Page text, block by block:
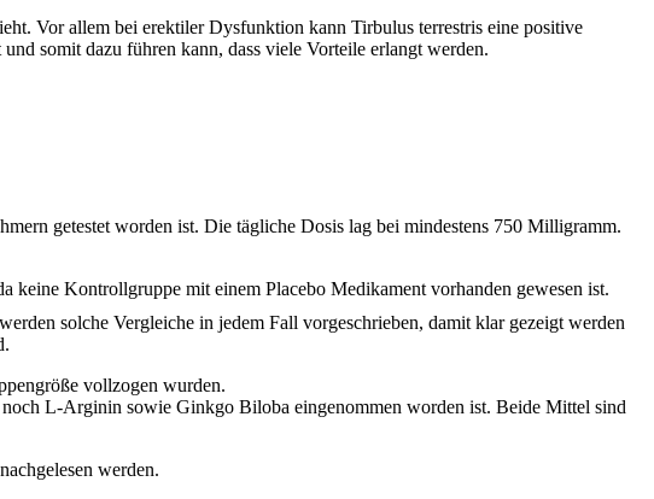
Vor allem bei erektiler Dysfunktion kann Tirbulus terrestris eine positive
somit dazu führen kann, dass viele Vorteile erlangt werden.
getestet worden ist. Die tägliche Dosis lag bei mindestens 750 Milligramm.
keine Kontrollgruppe mit einem Placebo Medikament vorhanden gewesen ist.
solche Vergleiche in jedem Fall vorgeschrieben, damit klar gezeigt werden
vollzogen wurden.
noch L-Arginin sowie Ginkgo Biloba eingenommen worden ist. Beide Mittel sind
werden.